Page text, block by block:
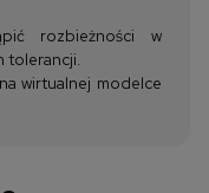
rozbieżności w
tolerancji.
wirtualnej modelce